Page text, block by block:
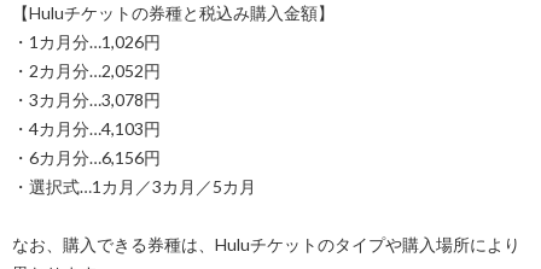
【Huluチケットの券種と税込み購入金額】
・1カ月分…1,026円
・2カ月分…2,052円
・3カ月分…3,078円
・4カ月分…4,103円
・6カ月分…6,156円
・選択式…1カ月／3カ月／5カ月
なお、購入できる券種は、Huluチケットのタイプや購入場所により